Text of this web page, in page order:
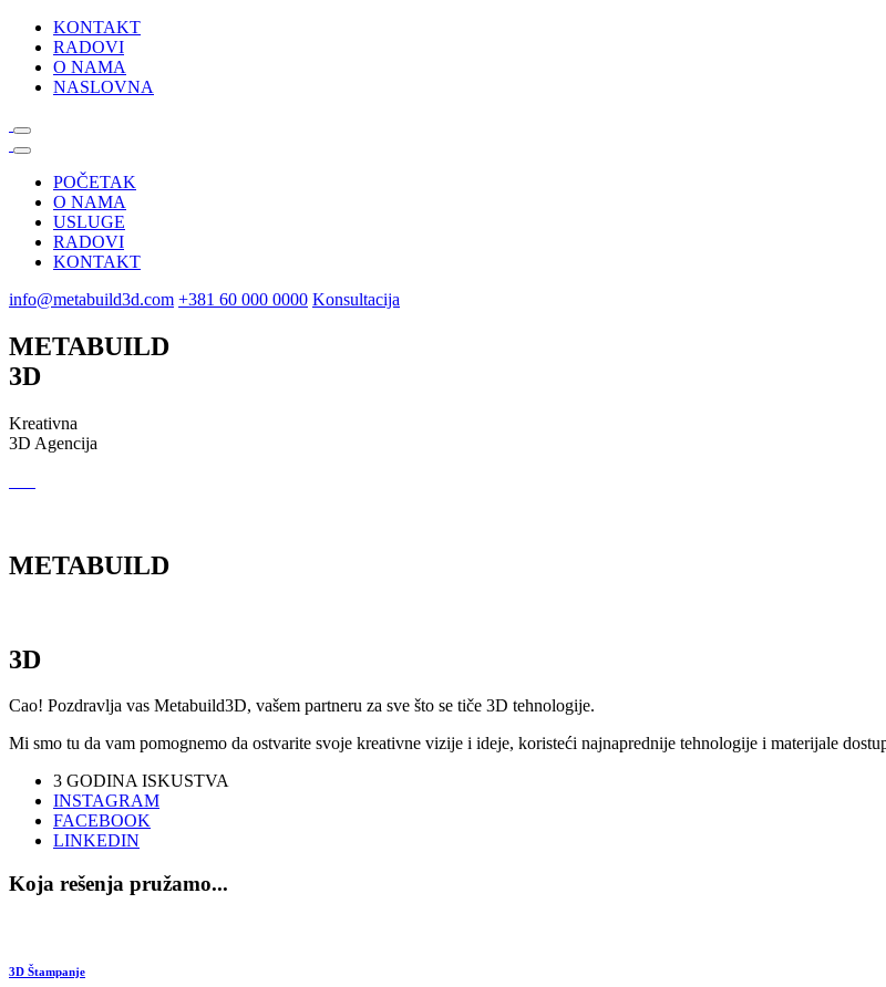
KONTAKT
RADOVI
O NAMA
NASLOVNA
POČETAK
O NAMA
USLUGE
RADOVI
KONTAKT
info@metabuild3d.com +381 60 000 0000 Konsultacija
METABUILD
3D
Kreativna
3D Agencija
METABUILD
3D
Cao! Pozdravlja vas Metabuild3D, vašem partneru za sve što se tiče 3D tehnologije.
Mi smo tu da vam pomognemo da ostvarite svoje kreativne vizije i ideje, koristeći najnaprednije tehnologije i materijale
3 GODINA ISKUSTVA
INSTAGRAM
FACEBOOK
LINKEDIN
Koja rešenja pružamo...
3D Štampanje